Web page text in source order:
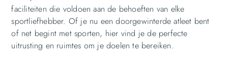
faciliteiten die voldoen aan de behoeften van elke
sportliefhebber. Of je nu een doorgewinterde atleet bent
of net begint met sporten, hier vind je de perfecte
uitrusting en ruimtes om je doelen te bereiken.